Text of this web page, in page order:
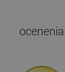
ocenenia